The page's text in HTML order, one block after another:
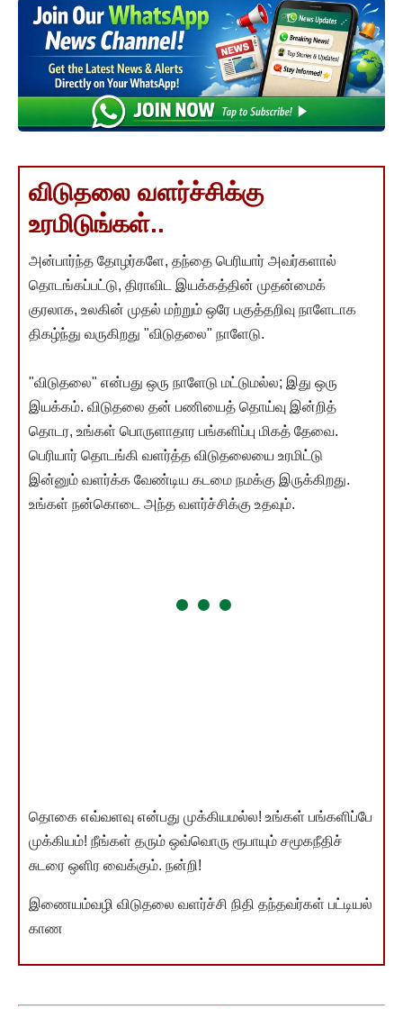
விடுதலை வளர்ச்சிக்கு
உரமிடுங்கள்..
அன்பார்ந்த தோழர்களே, தந்தை பெரியார் அவர்களால்
தொடங்கப்பட்டு, திராவிட இயக்கத்தின் முதன்மைக்
குரலாக, உலகின் முதல் மற்றும் ஒரே பகுத்தறிவு நாளேடாக
திகழ்ந்து வருகிறது "விடுதலை" நாளேடு.
"விடுதலை" என்பது ஒரு நாளேடு மட்டுமல்ல; இது ஒரு
இயக்கம். விடுதலை தன் பணியைத் தொய்வு இன்றித்
தொடர, உங்கள் பொருளாதார பங்களிப்பு மிகத் தேவை.
பெரியார் தொடங்கி வளர்த்த விடுதலையை உரமிட்டு
இன்னும் வளர்க்க வேண்டிய கடமை நமக்கு இருக்கிறது.
உங்கள் நன்கொடை அந்த வளர்ச்சிக்கு உதவும்.
தொகை எவ்வளவு என்பது முக்கியமல்ல! உங்கள் பங்களிப்பே
முக்கியம்! நீங்கள் தரும் ஒவ்வொரு ரூபாயும் சமூகநீதிச்
சுடரை ஒளிர வைக்கும். நன்றி!
இணையம்வழி விடுதலை வளர்ச்சி நிதி தந்தவர்கள் பட்டியல்
காண